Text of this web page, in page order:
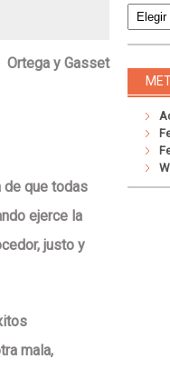
Ortega y Gasset
de que todas
ejerce la
justo y
mala,